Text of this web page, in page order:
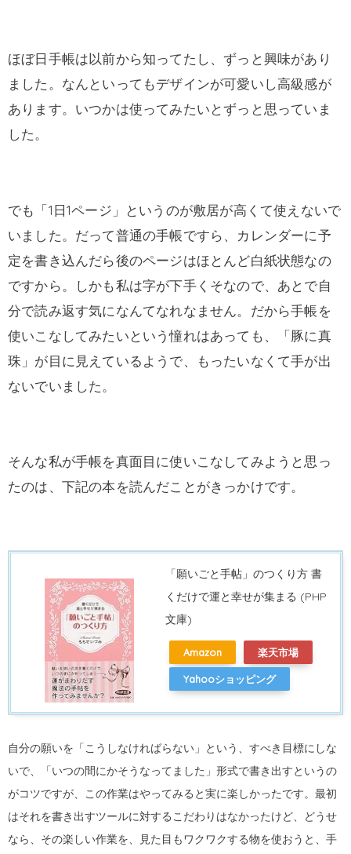
ほぼ日手帳は以前から知ってたし、ずっと興味があり
ました。なんといってもデザインが可愛いし高級感が
あります。いつかは使ってみたいとずっと思っていま
した。
でも「1日1ページ」というのが敷居が高くて使えないで
いました。だって普通の手帳ですら、カレンダーに予
定を書き込んだら後のページはほとんど白紙状態なの
ですから。しかも私は字が下手くそなので、あとで自
分で読み返す気になんてなれなません。だから手帳を
使いこなしてみたいという憧れはあっても、「豚に真
珠」が目に見えているようで、もったいなくて手が出
ないでいました。
そんな私が手帳を真面目に使いこなしてみようと思っ
たのは、下記の本を読んだことがきっかけです。
「願いごと手帖」のつくり方 書
くだけで運と幸せが集まる (PHP
文庫)
Amazon 楽天市場
Yahooショッピング
自分の願いを「こうしなければらない」という、すべき目標にしな
いで、「いつの間にかそうなってました」形式で書き出すというの
がコツですが、この作業はやってみると実に楽しかったです。最初
はそれを書き出すツールに対するこだわりはなかったけど、どうせ
なら、その楽しい作業を、見た目もワクワクする物を使おうと、手